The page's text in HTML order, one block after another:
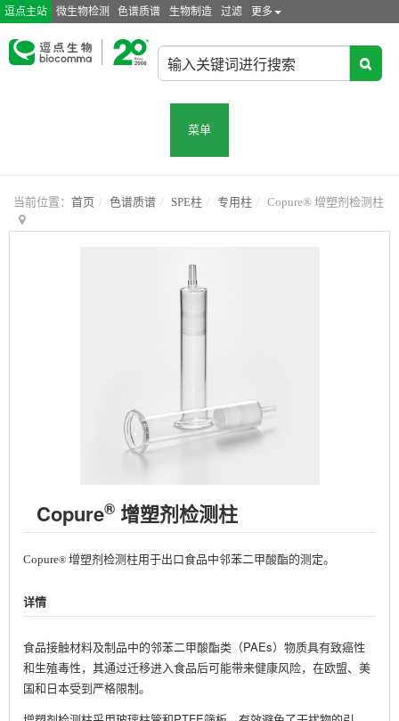
逗点主站 微生物检测 色谱质谱 生物制造 过滤 更多
菜单
当前位置： 首页 色谱质谱 SPE柱 专用柱 Copure® 增塑剂检测柱
Copure® 增塑剂检测柱
Copure® 增塑剂检测柱用于出口食品中邻苯二甲酸酯的测定。
详情
食品接触材料及制品中的邻苯二甲酸酯类（PAEs）物质具有致癌性
和生殖毒性，其通过迁移进入食品后可能带来健康风险，在欧盟、美
国和日本受到严格限制。